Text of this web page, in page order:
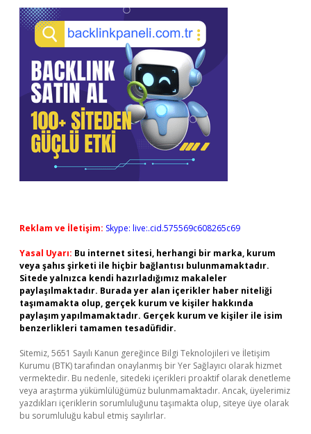
Reklam ve İletişim: Skype: live:.cid.575569c608265c69
Yasal Uyarı: Bu internet sitesi, herhangi bir marka, kurum
veya şahıs şirketi ile hiçbir bağlantısı bulunmamaktadır.
Sitede yalnızca kendi hazırladığımız makaleler
paylaşılmaktadır. Burada yer alan içerikler haber niteliği
taşımamakta olup, gerçek kurum ve kişiler hakkında
paylaşım yapılmamaktadır. Gerçek kurum ve kişiler ile isim
benzerlikleri tamamen tesadüfidir.
Sitemiz, 5651 Sayılı Kanun gereğince Bilgi Teknolojileri ve İletişim
Kurumu (BTK) tarafından onaylanmış bir Yer Sağlayıcı olarak hizmet
vermektedir. Bu nedenle, sitedeki içerikleri proaktif olarak denetleme
veya araştırma yükümlülüğümüz bulunmamaktadır. Ancak, üyelerimiz
yazdıkları içeriklerin sorumluluğunu taşımakta olup, siteye üye olarak
bu sorumluluğu kabul etmiş sayılırlar.